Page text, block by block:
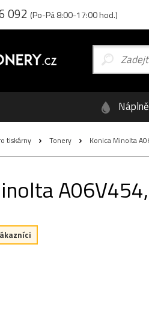
092 (Po-Pá 8:00-17:00 hod.)
Náplně
tiskárny Tonery Konica Minolta